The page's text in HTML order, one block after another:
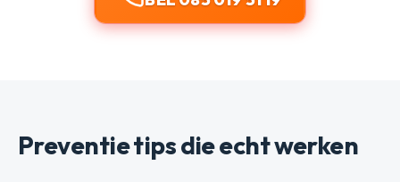
Preventie tips die echt werken